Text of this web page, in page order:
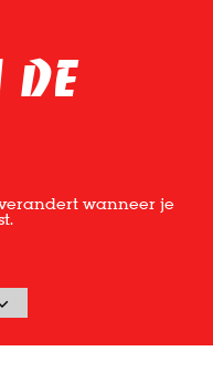
de
wanneer je